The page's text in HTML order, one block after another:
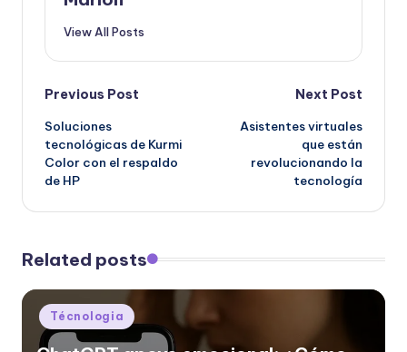
View All Posts
Post
navigation
Previous Post
Soluciones
tecnológicas de Kurmi
Color con el respaldo
de HP
Next Post
Asistentes virtuales
que están
revolucionando la
tecnología
Related posts
Posted
in
Técnologia